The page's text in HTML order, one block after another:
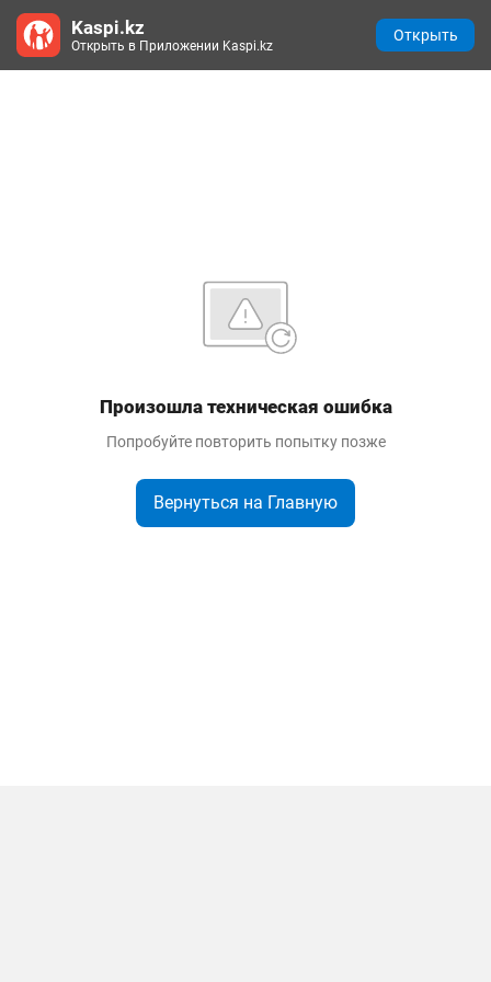
Произошла техническая ошибка
Попробуйте повторить попытку позже
Вернуться на Главную
Kaspi.kz
Открыть в Приложении Kaspi.kz
Открыть